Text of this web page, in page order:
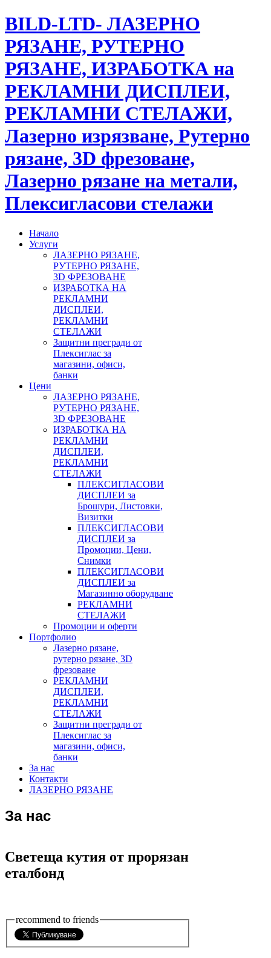
BILD-LTD- ЛАЗЕРНО
РЯЗАНЕ, РУТЕРНО
РЯЗАНЕ, ИЗРАБОТКА на
РЕКЛАМНИ ДИСПЛЕИ,
РЕКЛАМНИ СТЕЛАЖИ,
Лазерно изрязване, Рутерно
рязане, 3D фрезоване,
Лазерно рязане на метали,
Плексигласови стелажи
Начало
Услуги
ЛАЗЕРНО РЯЗАНЕ,
РУТЕРНО РЯЗАНЕ,
3D ФРЕЗОВАНЕ
ИЗРАБОТКА НА
РЕКЛАМНИ
ДИСПЛЕИ,
РЕКЛАМНИ
СТЕЛАЖИ
Защитни прегради от
Плексиглас за
магазини, офиси,
банки
Цени
ЛАЗЕРНО РЯЗАНЕ,
РУТЕРНО РЯЗАНЕ,
3D ФРЕЗОВАНЕ
ИЗРАБОТКА НА
РЕКЛАМНИ
ДИСПЛЕИ,
РЕКЛАМНИ
СТЕЛАЖИ
ПЛЕКСИГЛАСОВИ
ДИСПЛЕИ за
Брошури, Листовки,
Визитки
ПЛЕКСИГЛАСОВИ
ДИСПЛЕИ за
Промоции, Цени,
Снимки
ПЛЕКСИГЛАСОВИ
ДИСПЛЕИ за
Магазинно оборудване
РЕКЛАМНИ
СТЕЛАЖИ
Промоции и оферти
Портфолио
Лазерно рязане,
рутерно рязане, 3D
фрезоване
РЕКЛАМНИ
ДИСПЛЕИ,
РЕКЛАМНИ
СТЕЛАЖИ
Защитни прегради от
Плексиглас за
магазини, офиси,
банки
За нас
Контакти
ЛАЗЕРНО РЯЗАНЕ
За нас
Светеща кутия от прорязан
еталбонд
recommend to friends